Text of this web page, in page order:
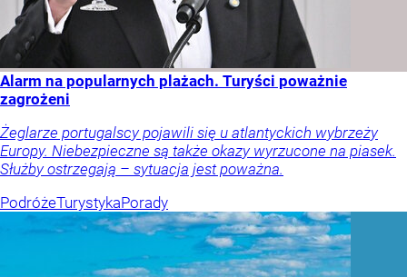
Alarm na popularnych plażach. Turyści poważnie
zagrożeni
Żeglarze portugalscy pojawili się u atlantyckich wybrzeży
Europy. Niebezpieczne są także okazy wyrzucone na piasek.
Służby ostrzegają – sytuacja jest poważna.
PodróżeTurystykaPorady